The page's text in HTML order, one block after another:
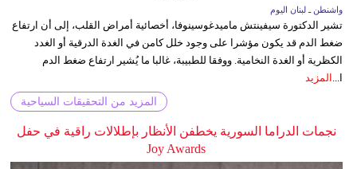
واشنطن ـ لبنان اليوم
تشير الدكتورة سيفينتش ماميدغوسينوفا، أخصائية أمراض القلب، إلى أن ارتفاع
ضغط الدم قد يكون مؤشرا على وجود خلل كامن في الغدة الدرقية أو الغدد
الكظرية أو الغدة النخامية. ووفقا للطبيبة، غالبا ما يُشير ارتفاع ضغط الدم
ا... المزيد
المزيد من التحقيقات السياحية
نجمات الدراما السورية يخطفن الأنظار بإطلالات راقية في حفل
Joy Awards